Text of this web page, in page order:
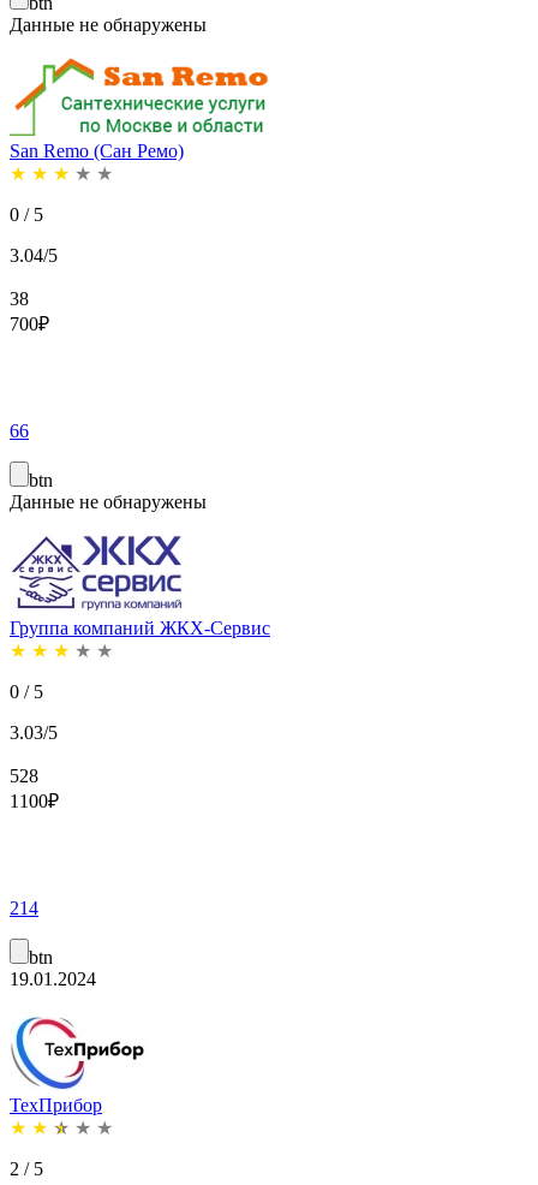
Данные не обнаружены
San Remo (Сан Ремо)
★ ★ ★ ★ ★
0 / 5
3.04/5
38
700₽
66
btn
Данные не обнаружены
Группа компаний ЖКХ-Сервис
★ ★ ★ ★ ★
0 / 5
3.03/5
528
1100₽
214
btn
19.01.2024
ТехПрибор
★ ★ ★ ★ ★
2 / 5